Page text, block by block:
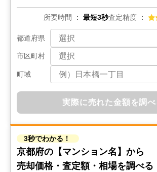
所要時間 最短3秒査定精度
都道府県
市区町村
町域
実際に売れた金額を調べ
3秒でわかる！
京都府の 【マンション名】から
売却価格・査定額・相場を調べる